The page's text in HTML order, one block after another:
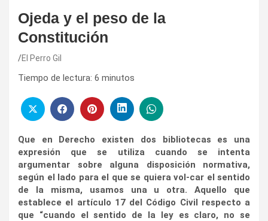
Ojeda y el peso de la
Constitución
El Perro Gil
Tiempo de lectura: 6 minutos
Que en Derecho existen dos bibliotecas es una
expresión que se utiliza cuando se intenta
argumentar sobre alguna disposición normativa,
según el lado para el que se quiera vol-car el sentido
de la misma, usamos una u otra. Aquello que
establece el artículo 17 del Código Civil respecto a
que “cuando el sentido de la ley es claro, no se